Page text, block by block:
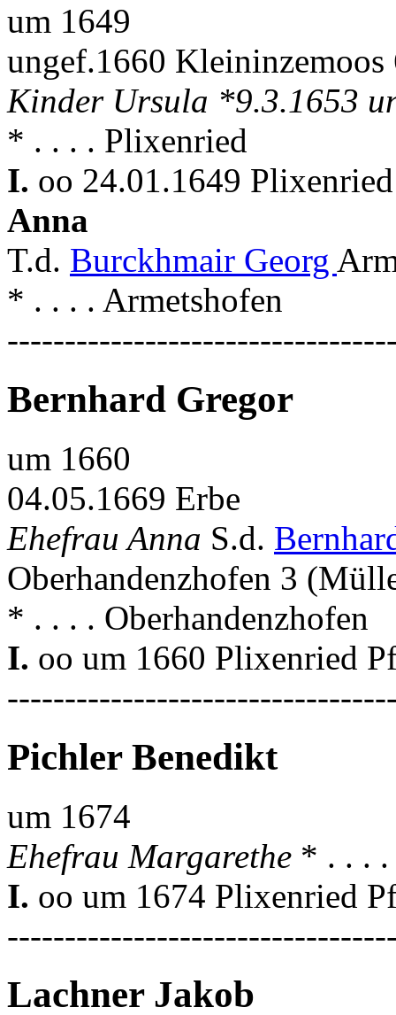
um 1649
ungef.1660 Kleininzemoos
Kinder Ursula *9.3.1653
* . . . . Plixenried
I. oo 24.01.1649
Anna
T.d. Burckhmair Georg
* . . . . Armetshofen
Bernhard Gregor
um 1660
04.05.1669 Erbe
Ehefrau Anna S.d.
Oberhandenzhofen 3
* . . . . Oberhandenzhofen
I. oo um 1660 Plixenried
Pichler Benedikt
um 1674
Ehefrau Margarethe * . . . .
I. oo um 1674 Plixenried
Lachner Jakob